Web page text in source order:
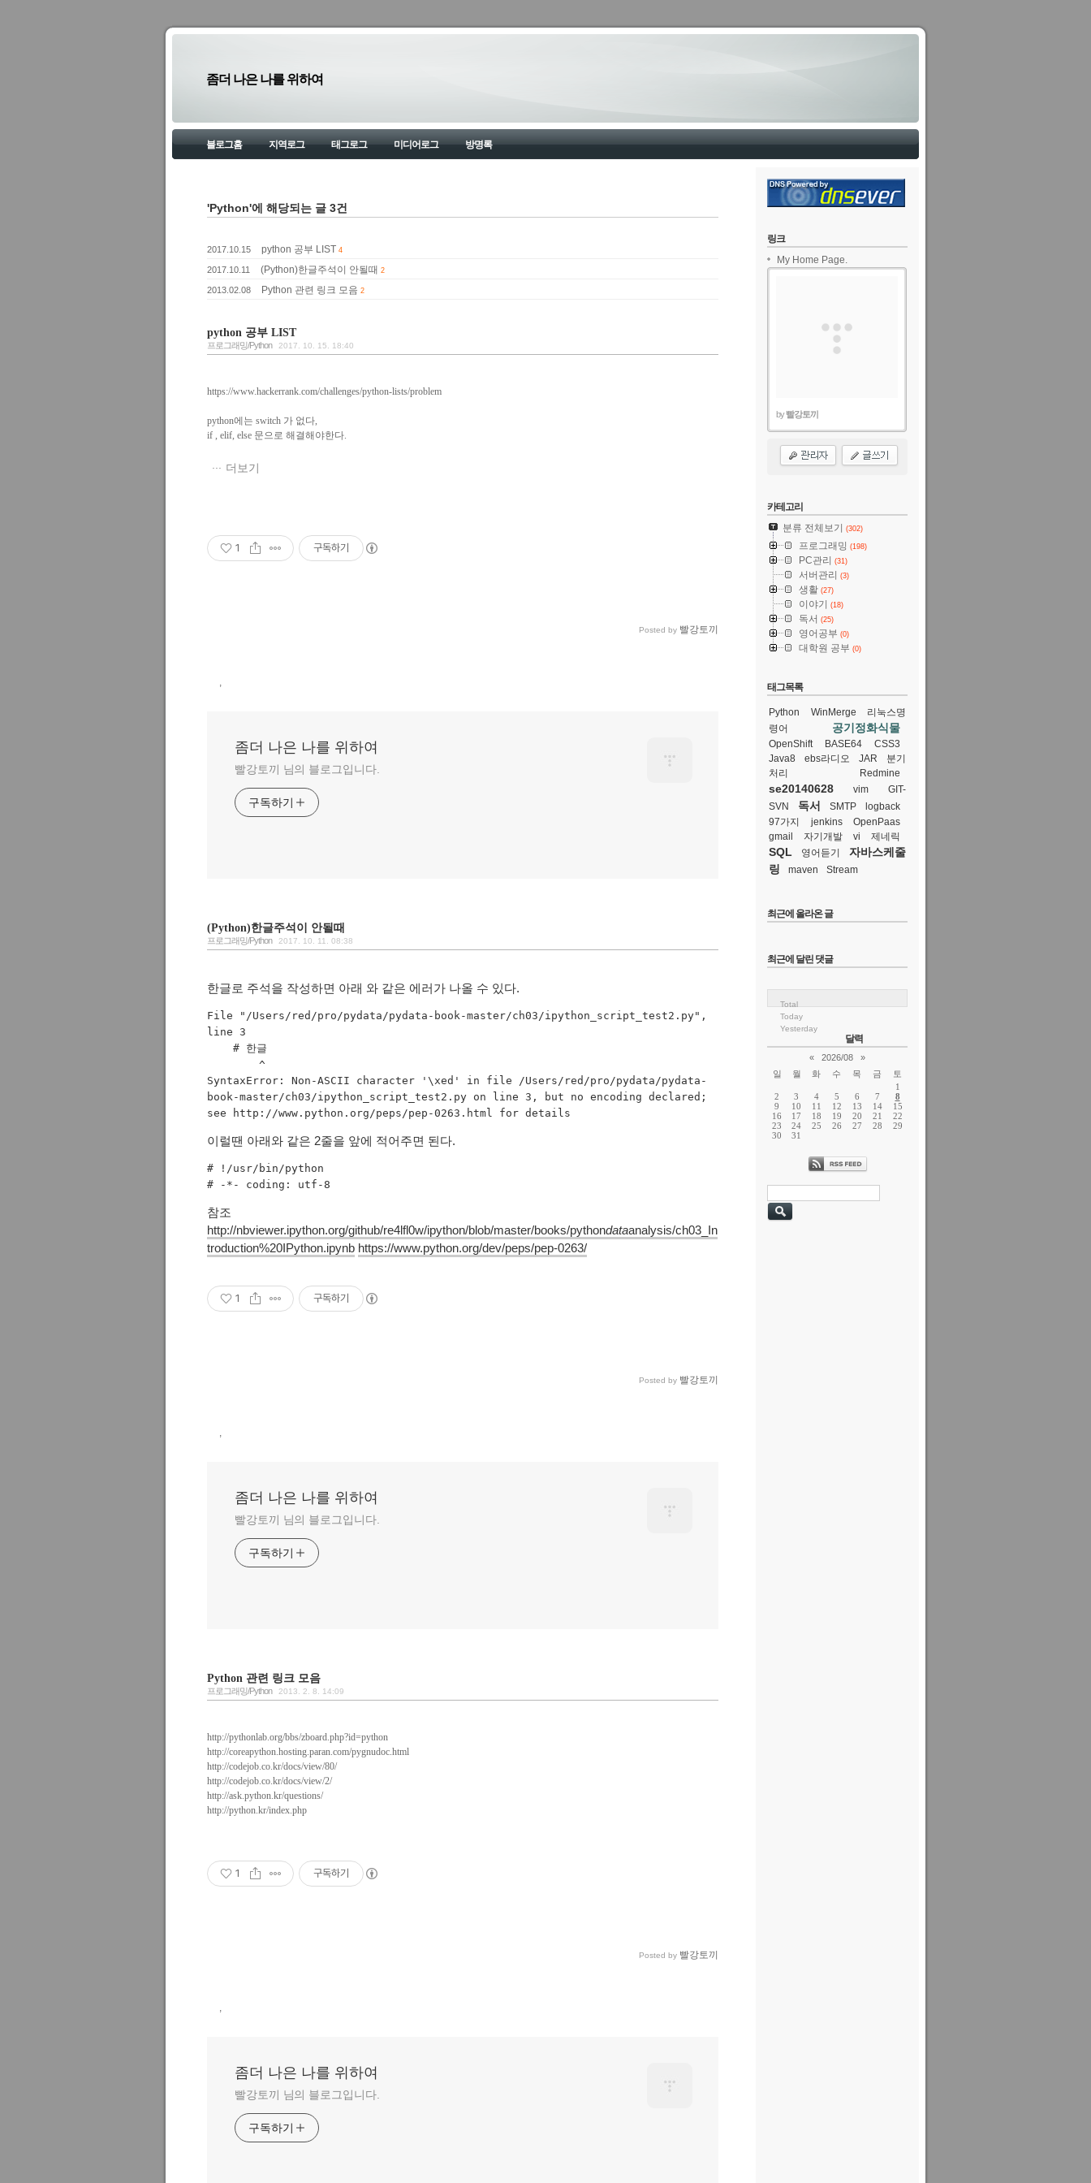
좀더 나은 나를 위하여
블로그홈 지역로그 태그로그 미디어로그 방명록
'Python'에 해당되는 글 3건
2017.10.15 python 공부 LIST 4
2017.10.11 (Python)한글주석이 안될때 2
2013.02.08 Python 관련 링크 모음 2
python 공부 LIST
프로그래밍/Python 2017. 10. 15. 18:40
https://www.hackerrank.com/challenges/python-lists/problem
python에는 switch 가 없다,
if , elif, else 문으로 해결해야한다.
더보기
1 구독하기
Posted by 빨강토끼
,
좀더 나은 나를 위하여
빨강토끼 님의 블로그입니다.
구독하기
(Python)한글주석이 안될때
프로그래밍/Python 2017. 10. 11. 08:38
한글로 주석을 작성하면 아래 와 같은 에러가 나올 수 있다.
File "/Users/red/pro/pydata/pydata -book-master/ch03/ipython_script_test2 . py",
line 3
SyntaxError: Non-ASCII character '\xed' in file /Users/red/pro/pydata/pydata -
book-master/ch03/ipython_script_test2 . py on line 3, but no encoding declared;
이럴땐 아래와 같은 2줄을 앞에 적어주면 된다.
# !/usr/bin/python
# -*- coding: utf
참조
http://nbviewer.ipython.org/github/re4lfl0w/ipython/blob/master/books/pythondataanalysis/ch03_In
troduction%20IPython.ipynb https://www.python.org/dev/peps/pep-0263/
1 구독하기
Posted by 빨강토끼
,
좀더 나은 나를 위하여
빨강토끼 님의 블로그입니다.
구독하기
Python 관련 링크 모음
프로그래밍/Python 2013. 2. 8. 14:09
http://pythonlab.org/bbs/zboard.php?id=python
http://coreapython.hosting.paran.com/pygnudoc.html
http://codejob.co.kr/docs/view/80/
http://codejob.co.kr/docs/view/2/
http://ask.python.kr/questions/
http://python.kr/index.php
1 구독하기
Posted by 빨강토끼
,
좀더 나은 나를 위하여
빨강토끼 님의 블로그입니다.
구독하기
링크
My Home Page.
by빨강토끼
카테고리
분류 전체보기
(302)
프로그래밍 (198)
PC관리 (31)
서버관리 (3)
생활 (27)
이야기 (18)
독서 (25)
영어공부 (0)
대학원 공부 (0)
태그목록
Python WinMerge
리눅스명
령어
공기정화식물
OpenShift BASE64
CSS3
Java8
ebs라디오 JAR
분기
처리
Redmine
se20140628 vim
GIT-
SVN
독서 SMTP
logback
97가지
jenkins
OpenPaas
gmail
자기개발 vi 제네릭
SQL 영어듣기
자바스케줄
링
maven Stream
최근에 올라온 글
최근에 달린 댓글
Total
Today
Yesterday
달력
« 2026/08
»
일
월 화 수 목 금
토
1
2
3 4 5 6 7
8
9
10 11 12 13 14
15
16
17 18 19 20 21
22
23
24 25 26 27 28
29
30
31